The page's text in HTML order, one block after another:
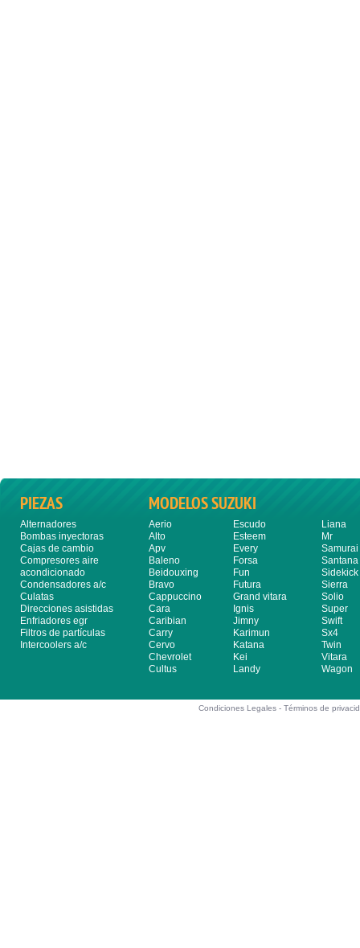
PIEZAS
Alternadores
Bombas inyectoras
Cajas de cambio
Compresores aire
acondicionado
Condensadores a/c
Culatas
Direcciones asistidas
Enfriadores egr
Filtros de partículas
Intercoolers a/c
MODELOS SUZUKI
Aerio
Alto
Apv
Baleno
Beidouxing
Bravo
Cappuccino
Cara
Caribian
Carry
Cervo
Chevrolet
Cultus
Escudo
Esteem
Every
Forsa
Fun
Futura
Grand vitara
Ignis
Jimny
Karimun
Katana
Kei
Landy
Liana
Mr
Samurai
Santana
Sidekick
Sierra
Solio
Super
Swift
Sx4
Twin
Vitara
Wagon
Condiciones Legales -Términos de